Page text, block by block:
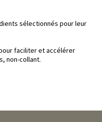
sélectionnés pour leur
faciliter et accélérer
non-collant.